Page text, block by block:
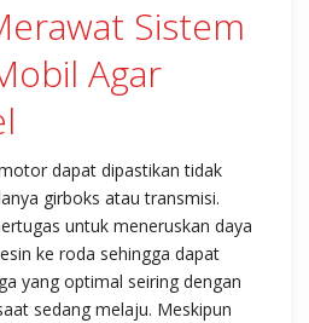
Sistem
Agar
dapat dipastikan tidak
girboks atau transmisi.
untuk meneruskan daya
ke roda sehingga dapat
yang optimal seiring dengan
sedang melaju. Meskipun